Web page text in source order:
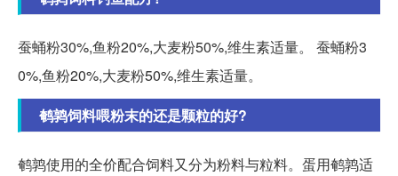
蚕蛹粉30%,鱼粉20%,大麦粉50%,维生素适量。 蚕蛹粉3
0%,鱼粉20%,大麦粉50%,维生素适量。
鹌鹑饲料喂粉末的还是颗粒的好?
鹌鹑使用的全价配合饲料又分为粉料与粒料。蛋用鹌鹑适